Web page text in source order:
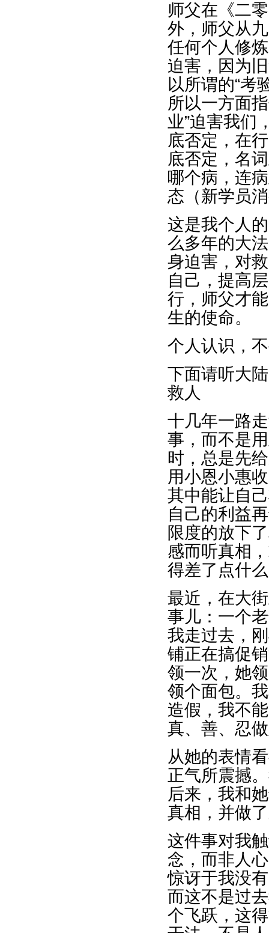
师父在《二
外，师父从
任何个人修
迫害，因为
以所谓的“考
所以一方面
业”迫害我们
底否定，在
底否定，名
哪个病，连
态（新学员
这是我个人
么多年的大
身迫害，对
自己，提高
行，师父才
生的使命。
个人认识，
下面请听大
救人
十几年一路
事，而不是
时，总是先
用小恩小惠
其中能让自
自己的利益
限度的放下
感而听真相
得差了点什
最近，在大
事儿：一个
我走过去，
铺正在搞促
领一次，她
领个面包。
造假，我不
真、善、忍
从她的表情
正气所震撼
后来，我和
真相，并做
这件事对我
念，而非人
惊讶于我没
而这不是过
个飞跃，这